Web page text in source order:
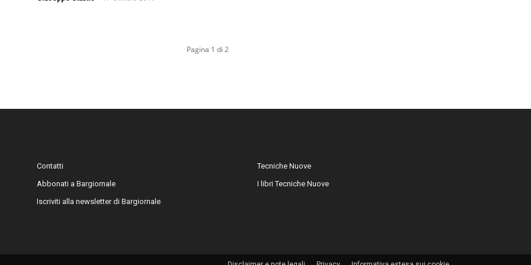
Pagina 1 di 2
Contatti
Abbonati a Bargiornale
Iscriviti alla newsletter di Bargiornale
Tecniche Nuove
I libri Tecniche Nuove